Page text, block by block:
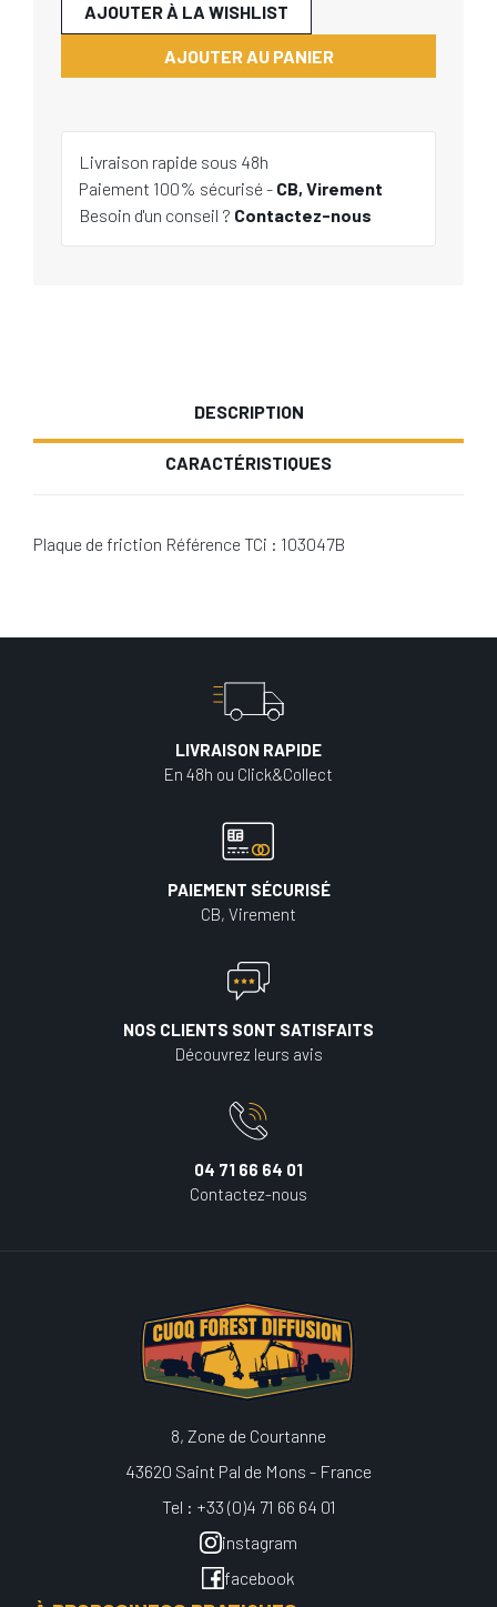
AJOUTER AU PANIER
AJOUTER À LA WISHLIST
Livraison rapide sous 48h
Paiement 100% sécurisé - CB, Virement
Besoin d'un conseil ? Contactez-nous
DESCRIPTION
CARACTÉRISTIQUES
Plaque de friction Référence TCi : 103047B
LIVRAISON RAPIDE
En 48h ou Click&Collect
PAIEMENT SÉCURISÉ
CB, Virement
NOS CLIENTS SONT SATISFAITS
Découvrez leurs avis
04 71 66 64 01
Contactez-nous
8, Zone de Courtanne
43620 Saint Pal de Mons - France
Tel : +33 (0)4 71 66 64 01
instagram
facebook